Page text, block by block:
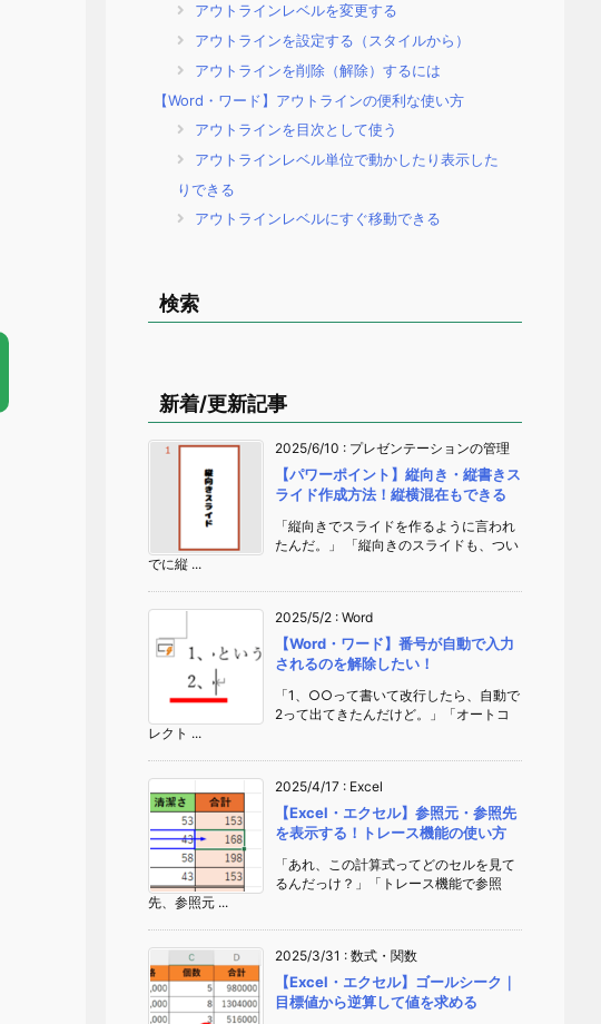
アウトラインレベルを変更する
アウトラインを設定する（スタイルから）
アウトラインを削除（解除）するには
【Word・ワード】アウトラインの便利な使い方
アウトラインを目次として使う
アウトラインレベル単位で動かしたり表示した
りできる
アウトラインレベルにすぐ移動できる
検索
新着/更新記事
2025/6/10 : プレゼンテーションの管理
【パワーポイント】縦向き・縦書きス
ライド作成方法！縦横混在もできる
「縦向きでスライドを作るように言われ
たんだ。」 「縦向きのスライドも、つい
でに縦 ...
2025/5/2 : Word
【Word・ワード】番号が自動で入力
されるのを解除したい！
「1、○○って書いて改行したら、自動で
2って出てきたんだけど。」「オートコ
レクト ...
2025/4/17 : Excel
【Excel・エクセル】参照元・参照先
を表示する！トレース機能の使い方
「あれ、この計算式ってどのセルを見て
るんだっけ？」「トレース機能で参照
先、参照元 ...
2025/3/31 : 数式・関数
【Excel・エクセル】ゴールシーク｜
目標値から逆算して値を求める